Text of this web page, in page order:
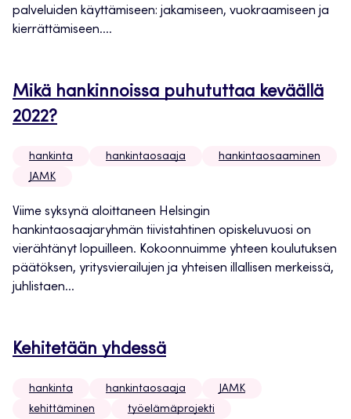
palveluiden käyttämiseen: jakamiseen, vuokraamiseen ja
kierrättämiseen....
Mikä hankinnoissa puhututtaa keväällä
2022?
hankinta hankintaosaaja
hankintaosaaminen
JAMK
Viime syksynä aloittaneen Helsingin
hankintaosaajaryhmän tiivistahtinen opiskeluvuosi on
vierähtänyt lopuilleen. Kokoonnuimme yhteen koulutuksen
päätöksen, yritysvierailujen ja yhteisen illallisen merkeissä,
juhlistaen...
Kehitetään yhdessä
hankinta hankintaosaaja
JAMK
kehittäminen
työelämäprojekti